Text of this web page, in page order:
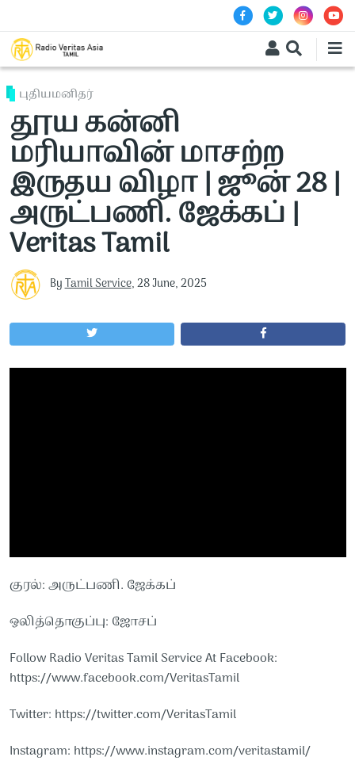
புதியமனிதர்
தூய கன்னி
மரியாவின் மாசற்ற
இருதய விழா | ஜூன் 28 |
அருட்பணி. ஜேக்கப் |
Veritas Tamil
ByTamil Service,28 June, 2025
குரல்: அருட்பணி. ஜேக்கப்
ஒலித்தொகுப்பு: ஜோசப்
Follow Radio Veritas Tamil Service At Facebook:
https://www.facebook.com/VeritasTamil
Twitter: https://twitter.com/VeritasTamil
Instagram: https://www.instagram.com/veritastamil/